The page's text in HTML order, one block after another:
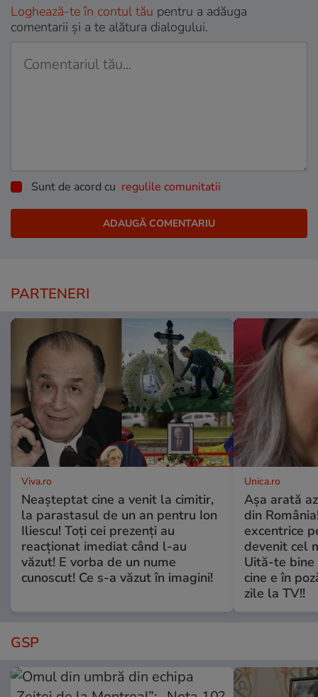
Loghează-te în contul tău pentru a adăuga
comentarii și a te alătura dialogului.
Sunt de acord cu regulile comunitatii
PARTENERI
Viva.ro
Neașteptat cine a venit la cimitir,
la parastasul de un an pentru Ion
Iliescu! Toți cei prezenți au
reacționat imediat când l-au
văzut! E vorba de un nume
cunoscut! Ce s-a văzut în imagini!
Unica.ro
Așa arată
din
excentrice
devenit cel
Uită-te bine
cine e în
zile la TV!!
GSP